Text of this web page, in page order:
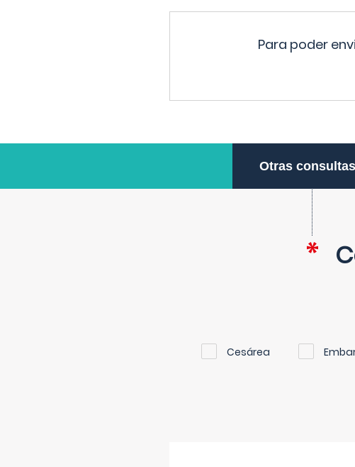
Para poder
Otras consultas
Cesárea